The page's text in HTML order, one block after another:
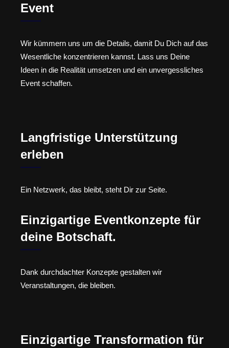
Event
Wir kümmern uns um die Details, damit Du Dich auf das
Wesentliche konzentrieren kannst. Lass uns Deine
Ideen in die Realität umsetzen und ein unvergessliches
Event schaffen.
Langfristige Unterstützung
erleben
Ein Netzwerk, das bleibt, steht Dir zur Seite.
Einzigartige Eventkonzepte für
deine Botschaft.
Dank durchdachter Konzepte gestalten wir
Veranstaltungen, die bleiben.
Einzigartige Transformation für